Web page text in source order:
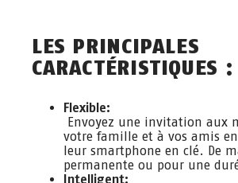
LES PRINCIPALES
CARACTÉRISTIQUES :
Flexible:
Envoyez une invitation aux
votre famille et à vos amis
leur smartphone en clé. De
permanente ou pour une
Intelligent: